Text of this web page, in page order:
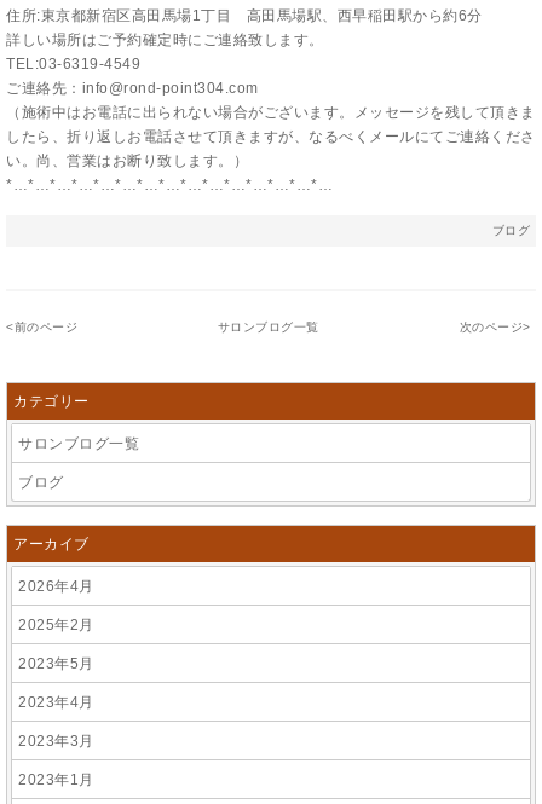
住所:東京都新宿区高田馬場1丁目 高田馬場駅、西早稲田駅から約6分
詳しい場所はご予約確定時にご連絡致します。
TEL:03-6319-4549
ご連絡先：info@rond-point304.com
（施術中はお電話に出られない場合がございます。メッセージを残して頂きま
したら、折り返しお電話させて頂きますが、なるべくメールにてご連絡くださ
い。尚、営業はお断り致します。）
*…*…*…*…*…*…*…*…*…*…*…*…*…*…*…
ブログ
<前のページ サロンブログ一覧 次のページ>
カテゴリー
サロンブログ一覧
ブログ
アーカイブ
2026年4月
2025年2月
2023年5月
2023年4月
2023年3月
2023年1月